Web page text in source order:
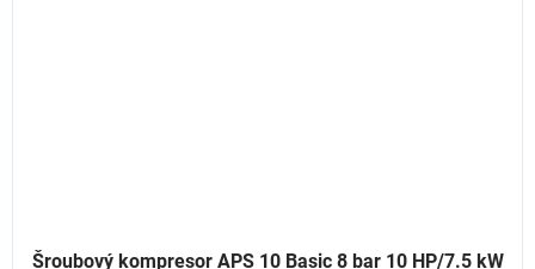
Šroubový kompresor APS 10 Basic 8 bar 10 HP/7.5 kW